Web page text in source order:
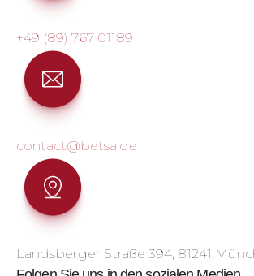
+49 (89) 767 01189
contact@betsa.de
Landsberger Straße 394, 81241